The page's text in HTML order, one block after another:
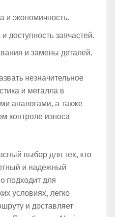
и экономичность.
доступность запчастей.
и замены деталей.
незначительное
и металла в
аналогами, а также
контроле износа
выбор для тех, кто
и надежный
подходит для
условиях, легко
и доставляет